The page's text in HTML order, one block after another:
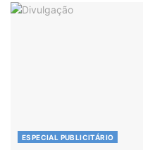
ESPECIAL PUBLICITÁRIO